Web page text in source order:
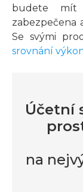
budete mít
zabezpečena
Se svými
srovnání
Účetní
na